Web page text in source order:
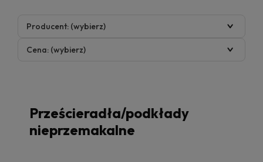
Producent: (wybierz)
Cena: (wybierz)
Prześcieradła/podkłady
nieprzemakalne